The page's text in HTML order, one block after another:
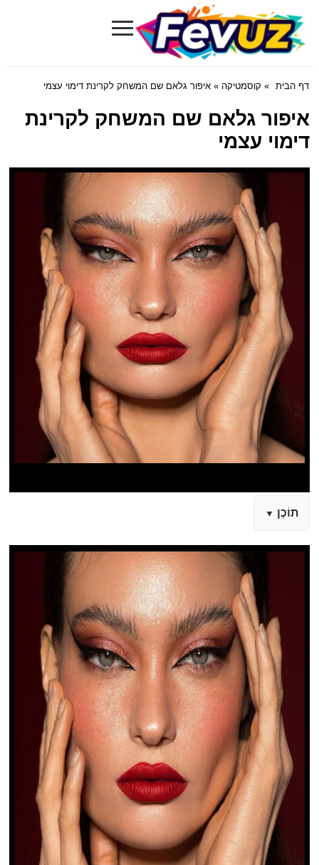
Fevuz.com
≡
דף הבית » קוסמטיקה » איפור גלאם שם המשחק לקרינת דימוי עצמי
איפור גלאם שם המשחק לקרינת
דימוי עצמי
תוֹכֶן